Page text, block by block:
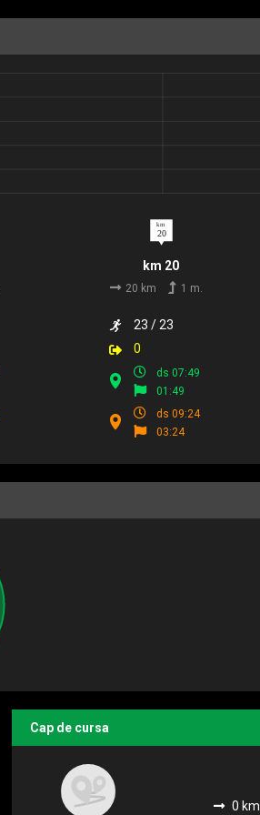
km 20
20 km 1 m.
23 / 23
0
ds 07:49
01:49
ds 09:24
03:24
Cap de cursa
0 km